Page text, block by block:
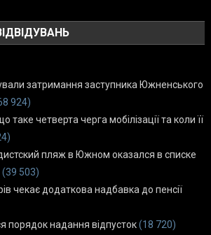
затримання заступника Южненського
924)
таке четверта черга мобілізації та коли її
пляж в Южном оказался в списке
(39 503)
чекає додаткова надбавка до пенсії
порядок надання відпусток(18 720)